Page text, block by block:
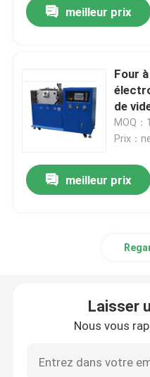
meilleur prix
Four
de
MOQ
Prix：
meilleur prix
Laisser
Nous vous